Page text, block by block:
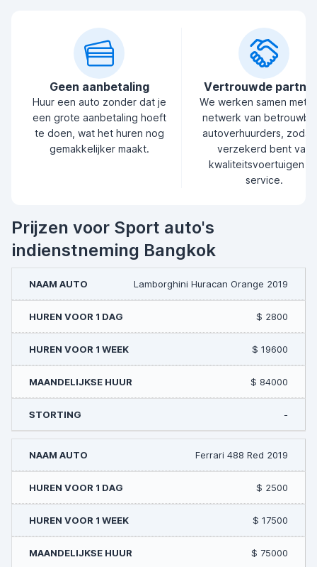
Geen aanbetaling
Huur een auto zonder dat je
een grote aanbetaling hoeft
te doen, wat het huren nog
gemakkelijker maakt.
Vertrouwde
We werken samen met
netwerk van
autoverhuurders, zodat
verzekerd bent van
kwaliteitsvoertuigen
service.
Prijzen voor Sport auto's
indienstneming Bangkok
Lamborghini Huracan Orange 2019
$ 2800
$ 19600
$ 84000
-
Ferrari 488 Red 2019
$ 2500
$ 17500
$ 75000